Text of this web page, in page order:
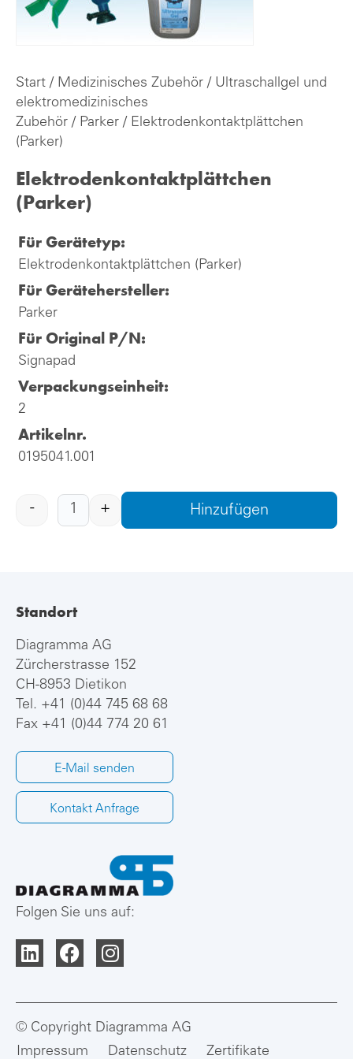
Start / Medizinisches Zubehör / Ultraschallgel und
elektromedizinisches
Zubehör / Parker / Elektrodenkontaktplättchen
(Parker)
Elektrodenkontaktplättchen
(Parker)
Für Gerätetyp:
Elektrodenkontaktplättchen (Parker)
Für Gerätehersteller:
Parker
Für Original P/N:
Signapad
Verpackungseinheit:
2
Artikelnr.
0195041.001
- + Hinzufügen
Standort
Diagramma AG
Zürcherstrasse 152
CH-8953 Dietikon
Tel. +41 (0)44 745 68 68
Fax +41 (0)44 774 20 61
E-Mail senden
Kontakt Anfrage
Folgen Sie uns auf:
© Copyright Diagramma AG
Impressum
Datenschutz Zertifikate